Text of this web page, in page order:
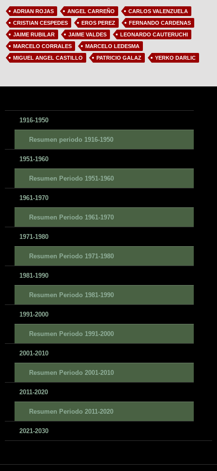
ADRIAN ROJAS ANGEL CARREÑO
CARLOS VALENZUELA
CRISTIAN CESPEDES
EROS PEREZ
FERNANDO CARDENAS
JAIME RUBILAR
JAIME VALDES
LEONARDO CAUTERUCHI
MARCELO CORRALES
MARCELO LEDESMA
MIGUEL ANGEL CASTILLO
PATRICIO GALAZ YERKO DARLIC
1916-1950
Resumen periodo 1916-1950
1951-1960
Resumen Periodo 1951-1960
1961-1970
Resumen Periodo 1961-1970
1971-1980
Resumen Periodo 1971-1980
1981-1990
Resumen Periodo 1981-1990
1991-2000
Resumen Periodo 1991-2000
2001-2010
Resumen Periodo 2001-2010
2011-2020
Resumen Periodo 2011-2020
2021-2030